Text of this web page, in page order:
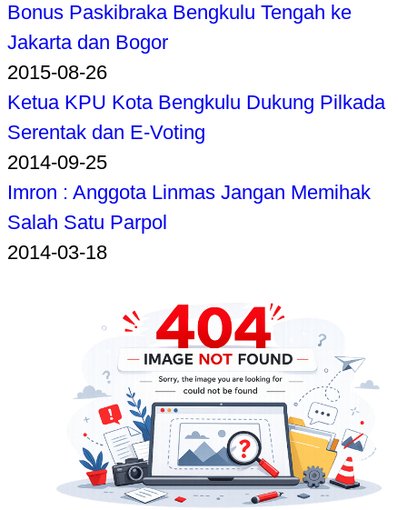
Bonus Paskibraka Bengkulu Tengah ke
Jakarta dan Bogor
2015-08-26
Ketua KPU Kota Bengkulu Dukung Pilkada
Serentak dan E-Voting
2014-09-25
Imron : Anggota Linmas Jangan Memihak
Salah Satu Parpol
2014-03-18